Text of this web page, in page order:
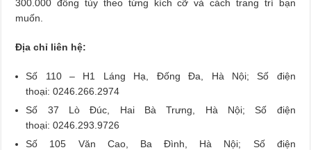
300.000 đồng tùy theo từng kích cỡ và cách trang trí bạn
muốn.
Địa chỉ liên hệ:
Số 110 – H1 Láng Hạ, Đống Đa, Hà Nội; Số điện
thoại: 0246.266.2974
Số 37 Lò Đúc, Hai Bà Trưng, Hà Nội; Số điện
thoại: 0246.293.9726
Số 105 Văn Cao, Ba Đình, Hà Nội; Số điện